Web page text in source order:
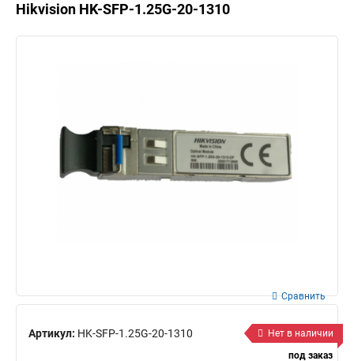
Hikvision HK-SFP-1.25G-20-1310
Артикул: HK-SFP-1.25G-20-1310
Сравнить
Нет в наличии
под заказ